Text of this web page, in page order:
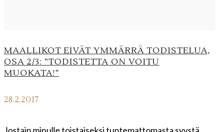
MAALLIKOT EIVÄT YMMÄRRÄ TODISTELUA,
OSA 2/3: ”TODISTETTA ON VOITU
MUOKATA!”
28.2.2017